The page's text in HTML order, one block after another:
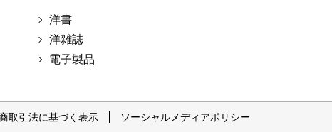
洋書
洋雑誌
電子製品
取引法に基づく表示 ソーシャルメディアポリシー